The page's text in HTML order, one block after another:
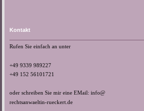
Kontakt
Rufen Sie einfach an unter
+49 9339 989227
+49 152 56101721
oder schreiben Sie mir eine EMail: info@
rechtsanwaeltin-rueckert.de